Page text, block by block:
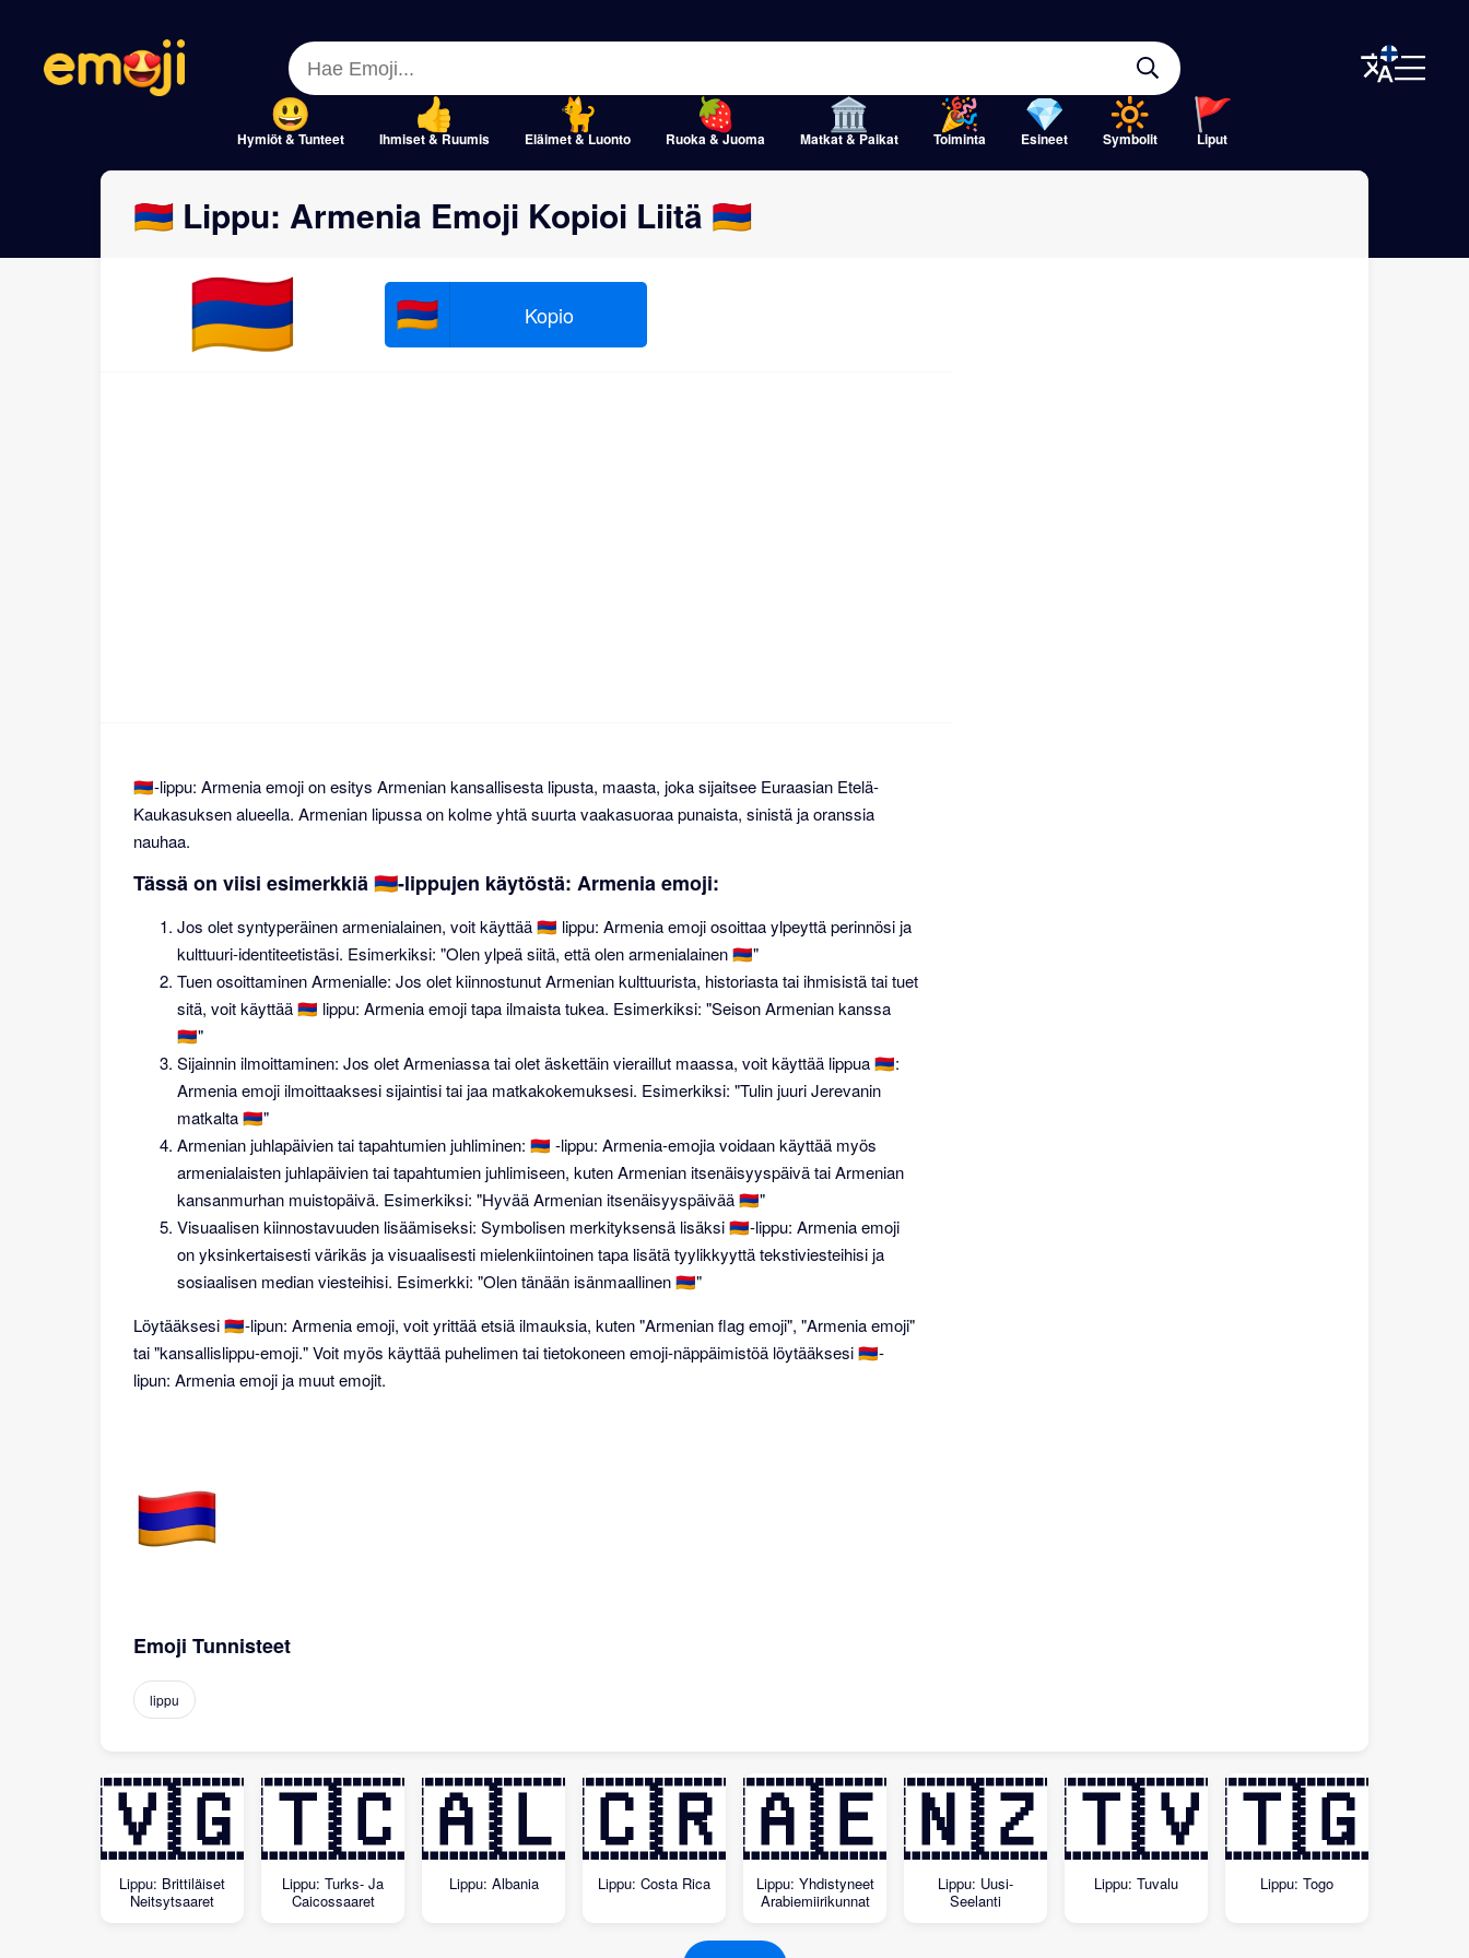
Hymiöt & Tunteet Ihmiset & Ruumis Eläimet & Luonto Ruoka & Juoma Matkat & Paikat Toiminta Esineet Symbolit Liput
Close
Close
🇦🇲 Lippu: Armenia Emoji Kopioi Liitä 🇦🇲
🇦🇲 🇦🇲 Kopio
🇦🇲-lippu: Armenia emoji on esitys Armenian kansallisesta lipusta, maasta, joka sijaitsee Euraasian Etelä-
Kaukasuksen alueella. Armenian lipussa on kolme yhtä suurta vaakasuoraa punaista, sinistä ja oranssia
nauhaa.
Tässä on viisi esimerkkiä 🇦🇲-lippujen käytöstä: Armenia emoji:
Jos olet syntyperäinen armenialainen, voit käyttää 🇦🇲 lippu: Armenia emoji osoittaa ylpeyttä perinnösi ja
kulttuuri-identiteetistäsi. Esimerkiksi: "Olen ylpeä siitä, että olen armenialainen 🇦🇲"
Tuen osoittaminen Armenialle: Jos olet kiinnostunut Armenian kulttuurista, historiasta tai ihmisistä tai tuet
sitä, voit käyttää 🇦🇲 lippu: Armenia emoji tapa ilmaista tukea. Esimerkiksi: "Seison Armenian kanssa
🇦🇲"
Sijainnin ilmoittaminen: Jos olet Armeniassa tai olet äskettäin vieraillut maassa, voit käyttää lippua 🇦🇲:
Armenia emoji ilmoittaaksesi sijaintisi tai jaa matkakokemuksesi. Esimerkiksi: "Tulin juuri Jerevanin
matkalta 🇦🇲"
Armenian juhlapäivien tai tapahtumien juhliminen: 🇦🇲 -lippu: Armenia-emojia voidaan käyttää myös
armenialaisten juhlapäivien tai tapahtumien juhlimiseen, kuten Armenian itsenäisyyspäivä tai Armenian
kansanmurhan muistopäivä. Esimerkiksi: "Hyvää Armenian itsenäisyyspäivää 🇦🇲"
Visuaalisen kiinnostavuuden lisäämiseksi: Symbolisen merkityksensä lisäksi 🇦🇲-lippu: Armenia emoji
on yksinkertaisesti värikäs ja visuaalisesti mielenkiintoinen tapa lisätä tyylikkyyttä tekstiviesteihisi ja
sosiaalisen median viesteihisi. Esimerkki: "Olen tänään isänmaallinen 🇦🇲"
Löytääksesi 🇦🇲-lipun: Armenia emoji, voit yrittää etsiä ilmauksia, kuten "Armenian flag emoji", "Armenia emoji"
tai "kansallislippu-emoji." Voit myös käyttää puhelimen tai tietokoneen emoji-näppäimistöä löytääksesi 🇦🇲-
lipun: Armenia emoji ja muut emojit.
Emoji Tunnisteet
lippu
🇻🇬
Lippu: Brittiläiset
Neitsytsaaret
🇹🇨
Lippu: Turks- Ja
Caicossaaret
🇦🇱
Lippu: Albania
🇨🇷
Lippu: Costa Rica
🇦🇪
Lippu: Yhdistyneet
Arabiemiirikunnat
🇳🇿
Lippu: Uusi-
Seelanti
🇹🇻
Lippu: Tuvalu
🇹🇬
Lippu: Togo